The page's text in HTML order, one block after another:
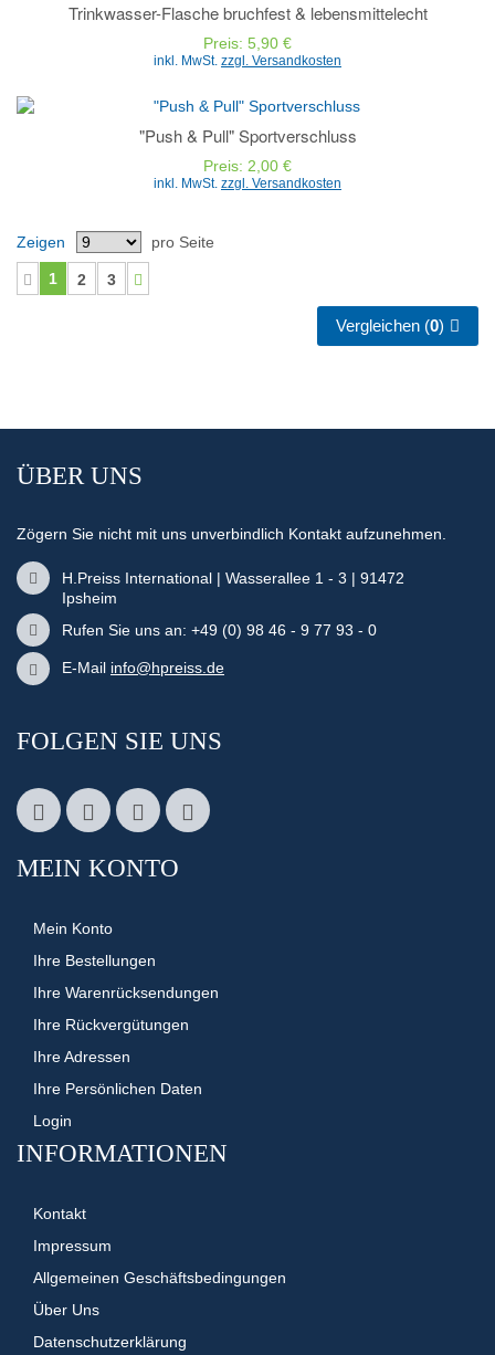
Trinkwasser-Flasche bruchfest & lebensmittelecht
Preis: 5,90 €
inkl. MwSt. zzgl. Versandkosten
"Push & Pull" Sportverschluss
Preis: 2,00 €
inkl. MwSt. zzgl. Versandkosten
Zeigen pro Seite
1 2 3
Vergleichen (0)
ÜBER UNS
Zögern Sie nicht mit uns unverbindlich Kontakt aufzunehmen.
H.Preiss International | Wasserallee 1 - 3 | 91472
Ipsheim
Rufen Sie uns an: +49 (0) 98 46 - 9 77 93 - 0
E-Mail info@hpreiss.de
FOLGEN SIE UNS
MEIN KONTO
Mein Konto
Ihre Bestellungen
Ihre Warenrücksendungen
Ihre Rückvergütungen
Ihre Adressen
Ihre Persönlichen Daten
Login
INFORMATIONEN
Kontakt
Impressum
Allgemeinen Geschäftsbedingungen
Über Uns
Datenschutzerklärung